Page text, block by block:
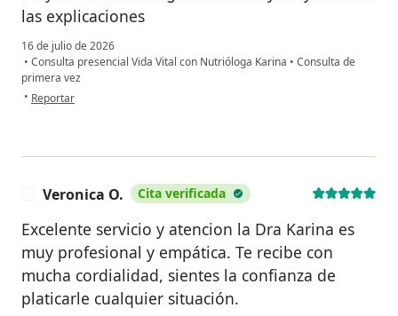
las explicaciones
16 de julio de 2026
• Consulta presencial Vida Vital con Nutrióloga Karina • Consulta de
primera vez
• en opinión del usuario Beatriz Trevilla
Reportar
Veronica O. Cita verificada
Excelente servicio y atencion la Dra Karina es
muy profesional y empática. Te recibe con
mucha cordialidad, sientes la confianza de
platicarle cualquier situación.